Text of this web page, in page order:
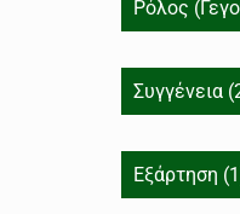
Ρόλος
Συγγένεια
Εξάρτηση